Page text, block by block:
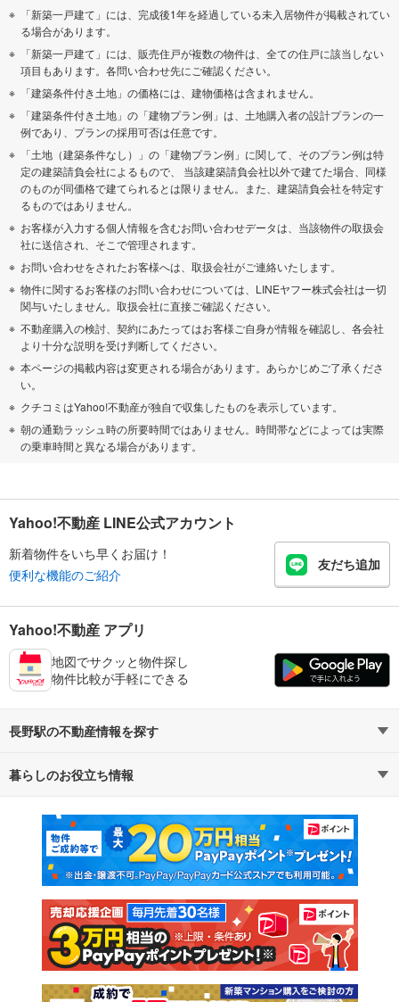
「新築一戸建て」には、完成後1年を経過している未入居物件が掲載されてい
る場合があります。
「新築一戸建て」には、販売住戸が複数の物件は、全ての住戸に該当しない
項目もあります。各問い合わせ先にご確認ください。
「建築条件付き土地」の価格には、建物価格は含まれません。
「建築条件付き土地」の「建物プラン例」は、土地購入者の設計プランの一
例であり、プランの採用可否は任意です。
「土地（建築条件なし）」の「建物プラン例」に関して、そのプラン例は特
定の建築請負会社によるもので、 当該建築請負会社以外で建てた場合、同様
のものが同価格で建てられるとは限りません。また、建築請負会社を特定す
るものではありません。
お客様が入力する個人情報を含むお問い合わせデータは、当該物件の取扱会
社に送信され、そこで管理されます。
お問い合わせをされたお客様へは、取扱会社がご連絡いたします。
物件に関するお客様のお問い合わせについては、LINEヤフー株式会社は一切
関与いたしません。取扱会社に直接ご確認ください。
不動産購入の検討、契約にあたってはお客様ご自身が情報を確認し、各会社
より十分な説明を受け判断してください。
本ページの掲載内容は変更される場合があります。あらかじめご了承くださ
い。
クチコミはYahoo!不動産が独自で収集したものを表示しています。
朝の通勤ラッシュ時の所要時間ではありません。時間帯などによっては実際
の乗車時間と異なる場合があります。
Yahoo!不動産 LINE公式アカウント
新着物件をいち早くお届け！
便利な機能のご紹介
友だち追加
Yahoo!不動産 アプリ
地図でサクッと物件探し
物件比較が手軽にできる
長野駅の不動産情報を探す
不動産・住宅
新築マンション 中古マンション
新築一戸建て 中古一戸建て
注文住宅 土地
売却査定
暮らしのお役立ち情報
マンションカタログ 教えて！住まいの先生